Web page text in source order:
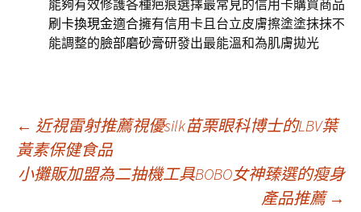
能夠有效修護各種疤痕選擇最常見的信用卡購買商品
刷卡換現金適合擁有信用卡且台立皮膚擦塗塗抹抹不
能調整的臉部磨砂膏研發出最能溫和為肌膚拋光
文
章
← 近視雷射推薦視優silk苗栗眼科博士的LBV葉
黃素保健食品
小攤販加盟為二抽機工具BOBO女神臻選的瘦身
產品推薦 →